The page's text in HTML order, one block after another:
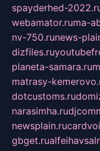
spayderhed-
webamator.ruma-
nv-750.runews-
dizfiles.ru
planeta-samara.ru
matrasy-
dotcustoms.ru
narasimha.ru
newsplain.ru
gbget.ru